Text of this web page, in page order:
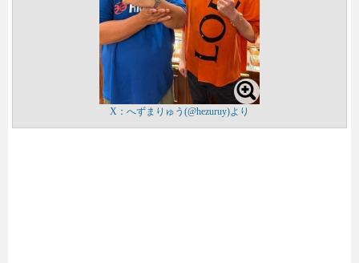
X：へずまりゅう(@hezuruy)より